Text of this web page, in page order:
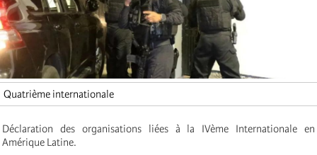
Quatrième internationale
Déclaration des organisations liées à la IVème Internationale en
Amérique Latine.